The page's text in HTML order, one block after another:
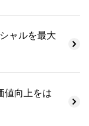
ャルを最大
値向上をは